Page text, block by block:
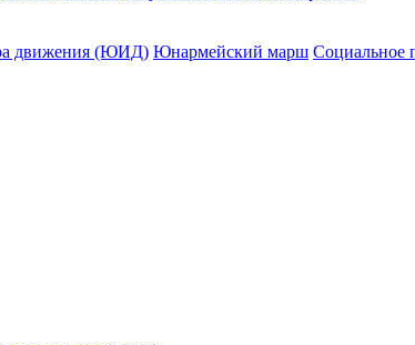
движения (ЮИД) Юнармейский марш Социальное